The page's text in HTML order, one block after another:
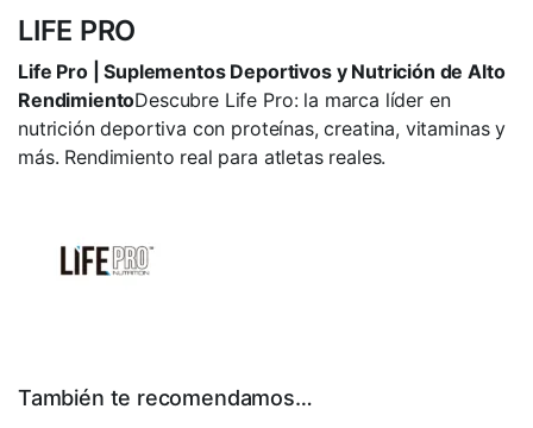
LIFE PRO
Life Pro | Suplementos Deportivos y Nutrición de Alto
RendimientoDescubre Life Pro: la marca líder en
nutrición deportiva con proteínas, creatina, vitaminas y
más. Rendimiento real para atletas reales.
También te recomendamos…